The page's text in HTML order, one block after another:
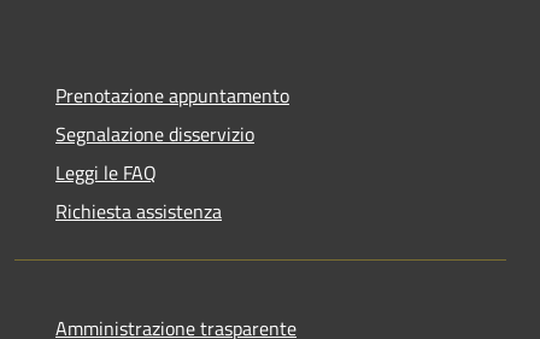
Prenotazione appuntamento
Segnalazione disservizio
Leggi le FAQ
Richiesta assistenza
Amministrazione trasparente